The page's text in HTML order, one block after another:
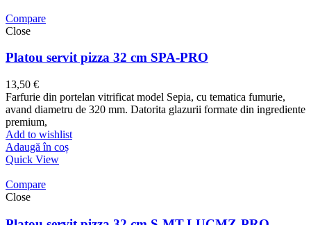
Compare
Close
Platou servit pizza 32 cm SPA-PRO
13,50 €
Farfurie din portelan vitrificat model Sepia, cu tematica fumurie,
avand diametru de 320 mm. Datorita glazurii formate din ingrediente
premium,
Add to wishlist
Adaugă în coș
Quick View
Compare
Close